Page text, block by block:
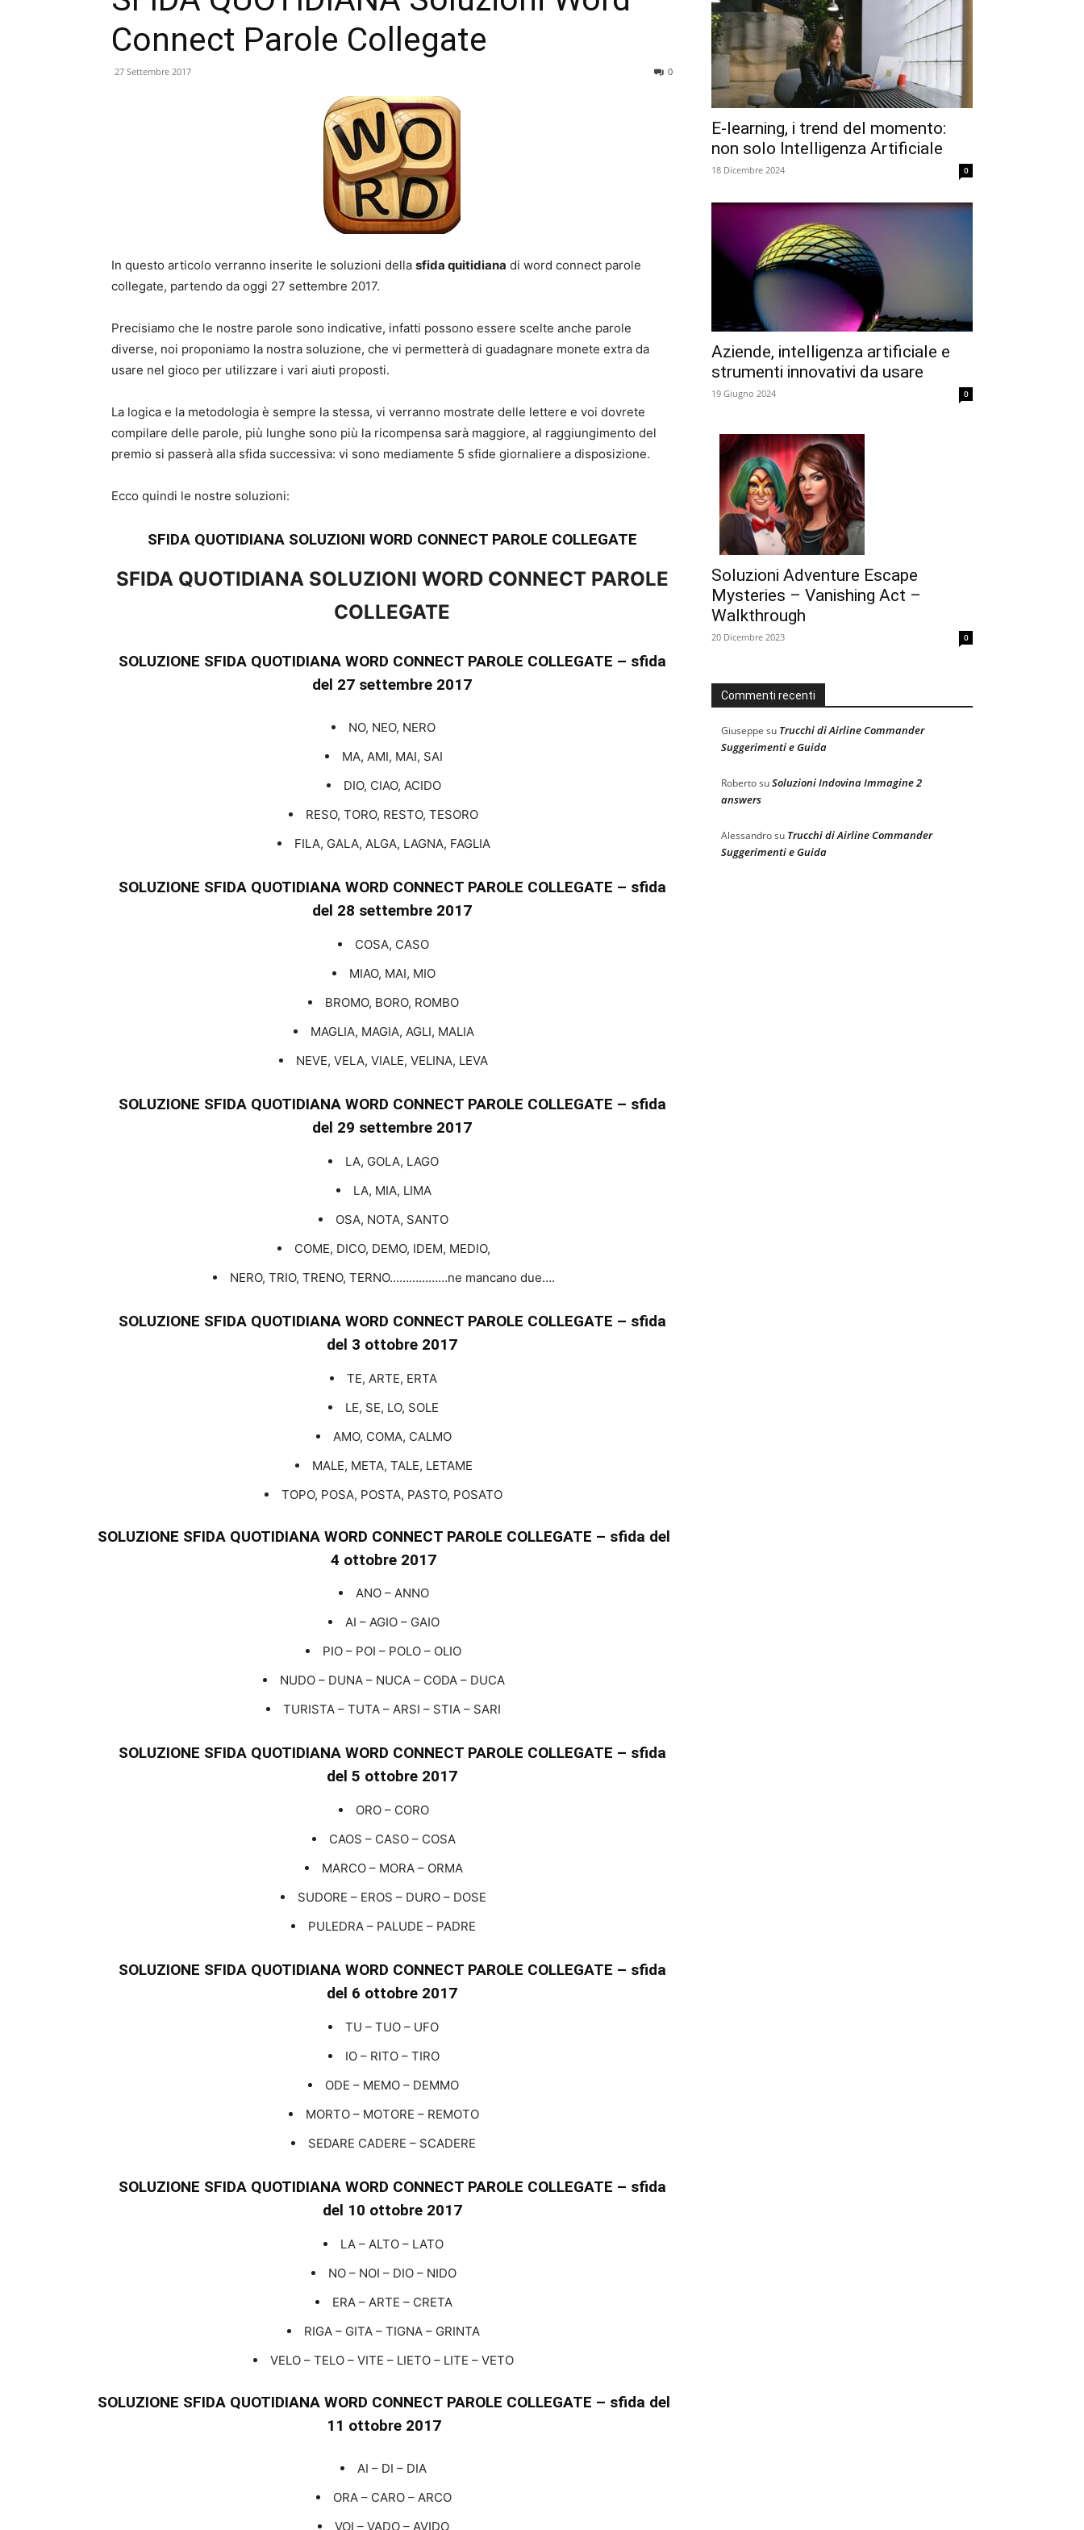
Connect Parole Collegate
27 Settembre 2017 0
In questo articolo verranno inserite le soluzioni della sfida quitidiana di word connect parole
collegate, partendo da oggi 27 settembre 2017.
Precisiamo che le nostre parole sono indicative, infatti possono essere scelte anche parole
diverse, noi proponiamo la nostra soluzione, che vi permetterà di guadagnare monete extra da
usare nel gioco per utilizzare i vari aiuti proposti.
La logica e la metodologia è sempre la stessa, vi verranno mostrate delle lettere e voi dovrete
compilare delle parole, più lunghe sono più la ricompensa sarà maggiore, al raggiungimento del
premio si passerà alla sfida successiva: vi sono mediamente 5 sfide giornaliere a disposizione.
Ecco quindi le nostre soluzioni:
SFIDA QUOTIDIANA SOLUZIONI WORD CONNECT PAROLE COLLEGATE
SFIDA QUOTIDIANA SOLUZIONI WORD CONNECT PAROLE
COLLEGATE
SOLUZIONE SFIDA QUOTIDIANA WORD CONNECT PAROLE COLLEGATE – sfida
del 27 settembre 2017
NO, NEO, NERO
MA, AMI, MAI, SAI
DIO, CIAO, ACIDO
RESO, TORO, RESTO, TESORO
FILA, GALA, ALGA, LAGNA, FAGLIA
SOLUZIONE SFIDA QUOTIDIANA WORD CONNECT PAROLE COLLEGATE – sfida
del 28 settembre 2017
COSA, CASO
MIAO, MAI, MIO
BROMO, BORO, ROMBO
MAGLIA, MAGIA, AGLI, MALIA
NEVE, VELA, VIALE, VELINA, LEVA
SOLUZIONE SFIDA QUOTIDIANA WORD CONNECT PAROLE COLLEGATE – sfida
del 29 settembre 2017
LA, GOLA, LAGO
LA, MIA, LIMA
OSA, NOTA, SANTO
COME, DICO, DEMO, IDEM, MEDIO,
NERO, TRIO, TRENO, TERNO………………ne mancano due….
SOLUZIONE SFIDA QUOTIDIANA WORD CONNECT PAROLE COLLEGATE – sfida
del 3 ottobre 2017
TE, ARTE, ERTA
LE, SE, LO, SOLE
AMO, COMA, CALMO
MALE, META, TALE, LETAME
TOPO, POSA, POSTA, PASTO, POSATO
SOLUZIONE SFIDA QUOTIDIANA WORD CONNECT PAROLE COLLEGATE – sfida del
4 ottobre 2017
ANO – ANNO
AI – AGIO – GAIO
PIO – POI – POLO – OLIO
NUDO – DUNA – NUCA – CODA – DUCA
TURISTA – TUTA – ARSI – STIA – SARI
SOLUZIONE SFIDA QUOTIDIANA WORD CONNECT PAROLE COLLEGATE – sfida
del 5 ottobre 2017
ORO – CORO
CAOS – CASO – COSA
MARCO – MORA – ORMA
SUDORE – EROS – DURO – DOSE
PULEDRA – PALUDE – PADRE
SOLUZIONE SFIDA QUOTIDIANA WORD CONNECT PAROLE COLLEGATE – sfida
del 6 ottobre 2017
TU – TUO – UFO
IO – RITO – TIRO
ODE – MEMO – DEMMO
MORTO – MOTORE – REMOTO
SEDARE CADERE – SCADERE
SOLUZIONE SFIDA QUOTIDIANA WORD CONNECT PAROLE COLLEGATE – sfida
del 10 ottobre 2017
LA – ALTO – LATO
NO – NOI – DIO – NIDO
ERA – ARTE – CRETA
RIGA – GITA – TIGNA – GRINTA
VELO – TELO – VITE – LIETO – LITE – VETO
SOLUZIONE SFIDA QUOTIDIANA WORD CONNECT PAROLE COLLEGATE – sfida del
11 ottobre 2017
AI – DI – DIA
ORA – CARO – ARCO
VOI – VADO – AVIDO
E-learning, i trend del momento:
non solo Intelligenza Artificiale
18 Dicembre 2024 0
Aziende, intelligenza artificiale e
strumenti innovativi da usare
19 Giugno 2024 0
Soluzioni Adventure Escape
Mysteries – Vanishing Act –
Walkthrough
20 Dicembre 2023 0
Commenti recenti
Giuseppe su Trucchi di Airline Commander
Suggerimenti e Guida
RobertosuSoluzioni Indovina Immagine 2
answers
Alessandrosu Trucchi di Airline Commander
Suggerimenti e Guida